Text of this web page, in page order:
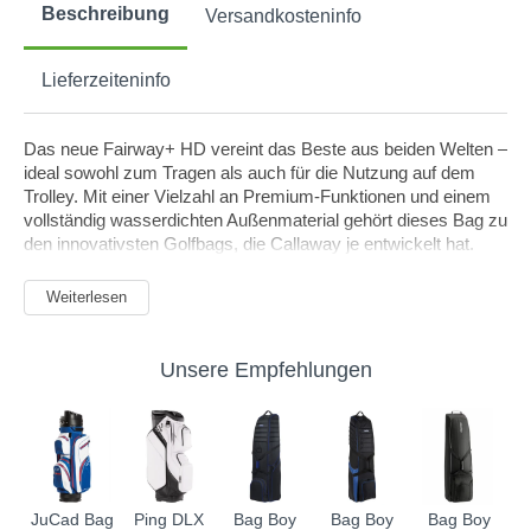
Beschreibung Versandkosteninfo
Lieferzeiteninfo
Das neue Fairway+ HD vereint das Beste aus beiden Welten –
ideal sowohl zum Tragen als auch für die Nutzung auf dem
Trolley. Mit einer Vielzahl an Premium-Funktionen und einem
vollständig wasserdichten Außenmaterial gehört dieses Bag zu
den innovativsten Golfbags, die Callaway je entwickelt hat.
Der 5-fach unterteilte Top mit durchgehenden Dividern und der
Shaft Shield™ Gummiumrandung sorgt für optimale
Beschädigungen. Das ergonomisch optimierte Anamatic™
Tragesystem sowie die gepolsterten EVA-Hüftauflagen und
Schultergurte garantieren höchsten Tragekomfort, selbst bei
längeren Runden.
Dank der Lowrider 2.0 Technologie ist das Fairway+ HD auch
perfekt für die Verwendung auf Golfcarts und Trolleys geeignet
Weiterlesen
Unsere Empfehlungen
JuCad Bag
Ping DLX
Bag Boy
Bag Boy
Bag Boy